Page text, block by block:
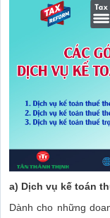
a) Dịch vụ kế toán
Dành cho những